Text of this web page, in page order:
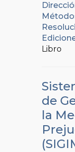
Libro
de
la